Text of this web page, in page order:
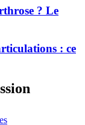
? Le
: ce